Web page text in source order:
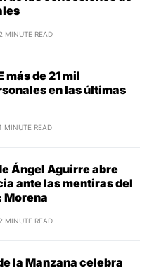
2 MINUTE READ
más de 21 mil
en las últimas
MINUTE READ
Ángel Aguirre abre
ante las mentiras del
Morena
2 MINUTE READ
la Manzana celebra